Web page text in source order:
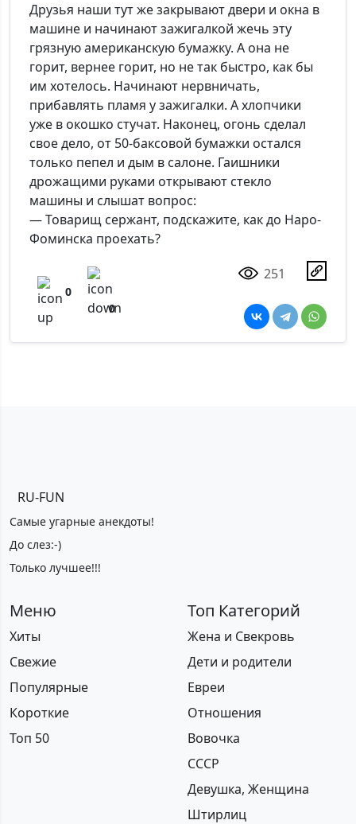
Друзья наши тут же закрывают двери и окна в
машине и начинают зажигалкой жечь эту
грязную американскую бумажку. А она не
горит, вернее горит, но не так быстро, как бы
им хотелось. Начинают нервничать,
прибавлять пламя у зажигалки. А хлопчики
уже в окошко стучат. Наконец, огонь сделал
свое дело, от 50-баксовой бумажки остался
только пепел и дым в салоне. Гаишники
дрожащими руками открывают стекло
машины и слышат вопрос:
— Товарищ сержант, подскажите, как до Наро-
Фоминска проехать?
0
0
251
RU-FUN
Самые угарные анекдоты!
До слез:-)
Только лучшее!!!
Меню
Хиты
Свежие
Популярные
Короткие
Топ 50
Топ Категорий
Жена и Свекровь
Дети и родители
Евреи
Отношения
Вовочка
СССР
Девушка, Женщина
Штирлиц